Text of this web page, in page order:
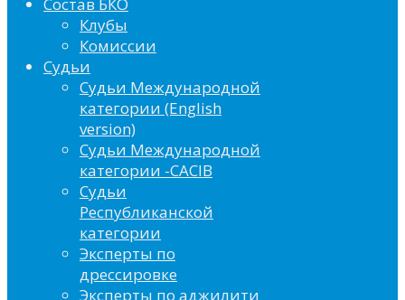
Клубы
Комиссии
Судьи
Судьи Международной
категории (English
version)
Судьи Международной
категории -CACIB
Судьи
Республиканской
категории
Эксперты по
дрессировке
Эксперты по аджилити